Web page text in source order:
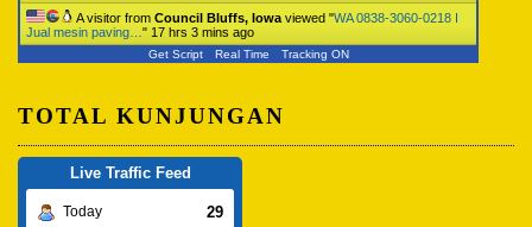
A visitor from Council Bluffs, Iowa viewed "WA 0838-3060-0218 I
Jual mesin paving… " 17 hrs 3 mins ago
Get Script Real Time Tracking ON
TOTAL KUNJUNGAN
Live Traffic Feed
Today 29